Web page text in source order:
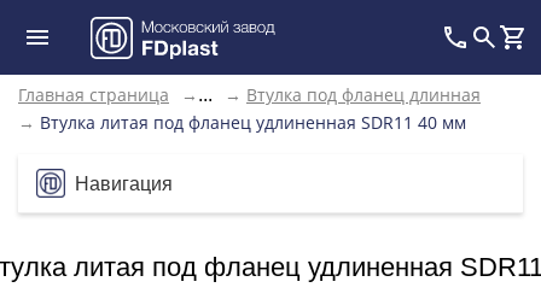
Главная страница → ... → Втулка под фланец длинная
→ Втулка литая под фланец удлиненная SDR11 40 мм
Навигация
литая под фланец удлиненная